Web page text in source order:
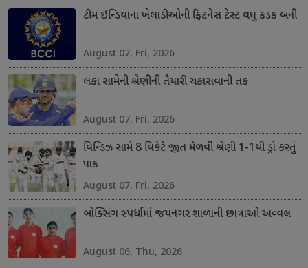
ટીમ ઇન્ડિયાના ખેલાડીઓની ફિટનેસ ટેસ્ટ વધુ કડક બની
August 07, Fri, 2026
લંકા સામેની શ્રેણીની તૈયારી ચકાસવાની તક
August 07, Fri, 2026
વિન્ડિઝ સામે 8 વિકેટે જીત મેળવી શ્રેણી 1-1થી ડ્રો કરતું
પાક
August 07, Fri, 2026
બોક્સિંગ સ્પર્ધામાં જયનગર શાળાની છાત્રાઓ અવ્વલ
August 06, Thu, 2026